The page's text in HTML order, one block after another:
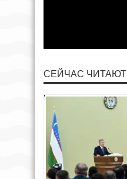
СЕЙЧАС ЧИТАЮТ